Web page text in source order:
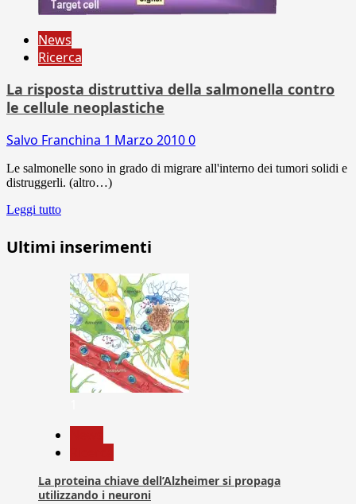
News
Ricerca
La risposta distruttiva della salmonella contro
le cellule neoplastiche
Salvo Franchina 1 Marzo 20100
Le salmonelle sono in grado di migrare all'interno dei tumori solidi e
distruggerli. (altro…)
Leggi tutto
Ultimi inserimenti
La proteina chiave dell’Alzheimer si propaga
utilizzando i neuroni